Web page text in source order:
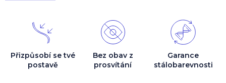
Přizpůsobí se tvé
postavě
Bez obav z
prosvítání
Garance
stálobarevnosti